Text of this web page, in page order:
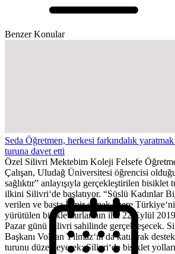
Benzer Konular
Seda Öğretmen, herkesi farkındalık
turuna davet etti
Özel Silivri Mektebim Koleji Felsefe
Çalışan, Uludağ Üniversitesi öğrencisi
sağlıktır” anlayışıyla gerçekleştirilen bisiklet
ilkini Silivri‘de başlatıyor. “Süslü Kadınlar
verilen ve başta İzmir olmak üzere
yürütülen bisiklet turlarının ilki 22 Eylül 2019
Pazar günü Silivri sahilinde gerçekleşecek.
Başkanı Volkan Yılmaz‘ın da katılarak
turunu düzenleyerek; Silivri‘de bisiklet